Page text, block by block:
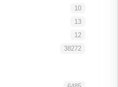
10
13
12
38272